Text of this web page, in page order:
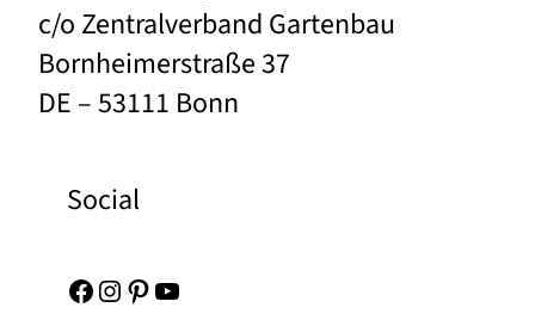
c/o Zentralverband Gartenbau
Bornheimerstraße 37
DE – 53111 Bonn
Social
Facebook Instagram Pinterest YouTube